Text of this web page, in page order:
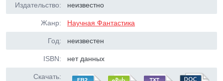
Издательство: неизвестно
Жанр: Научная Фантастика
Год: неизвестен
ISBN: нет данных
Скачать: